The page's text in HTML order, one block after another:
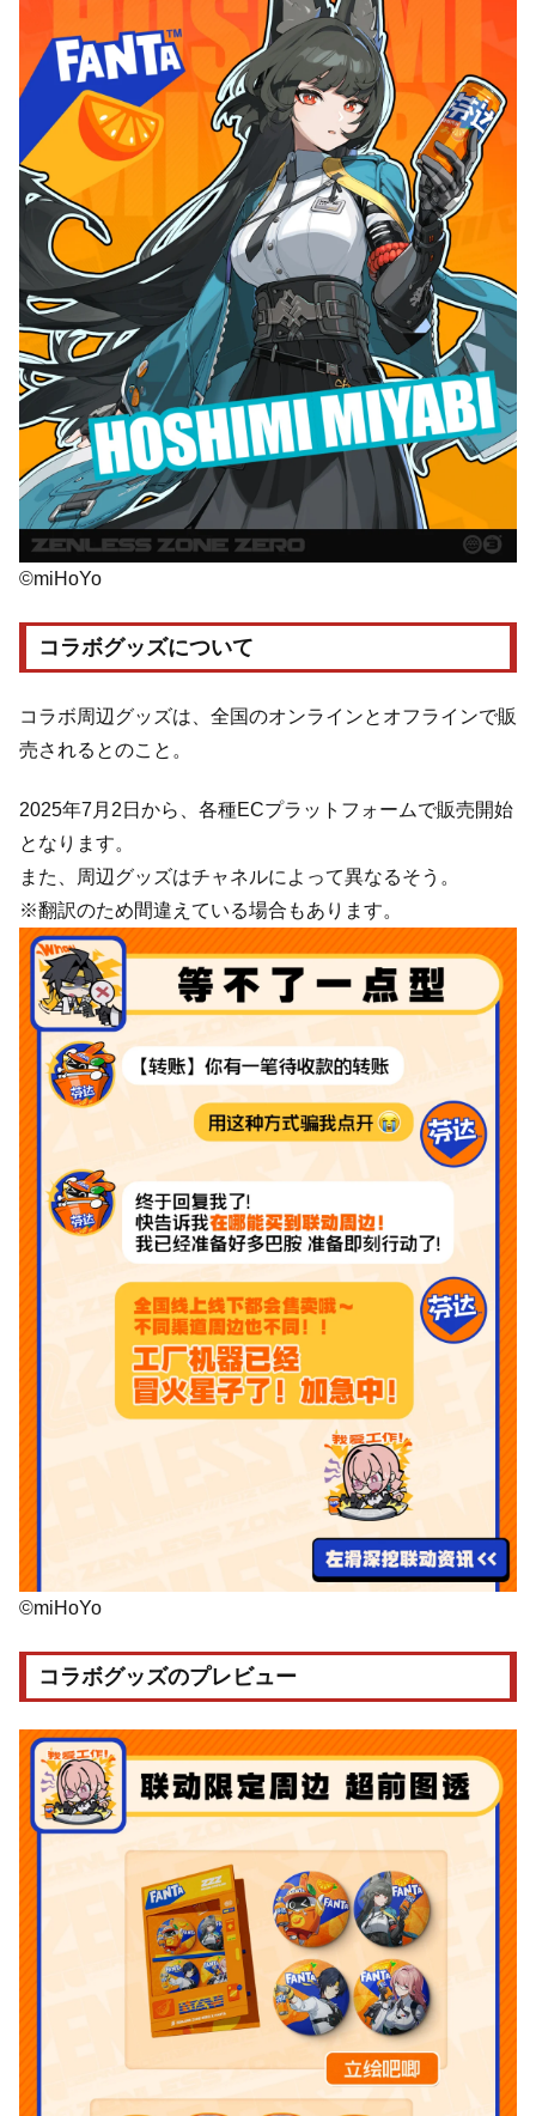
©miHoYo
コラボグッズについて
コラボ周辺グッズは、全国のオンラインとオフラインで販
売されるとのこと。
2025年7月2日から、各種ECプラットフォームで販売開始
となります。
また、周辺グッズはチャネルによって異なるそう。
※翻訳のため間違えている場合もあります。
©miHoYo
コラボグッズのプレビュー